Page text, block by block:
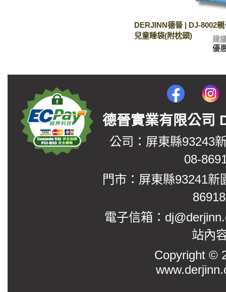
DERJINN德晉 | DJ-8002
兒童睡袋(附枕頭)
建
優
德晉實業有限公
公司：屏東縣93243
08-
門市：屏東縣93241
電子信箱：
站內
Copyright ©